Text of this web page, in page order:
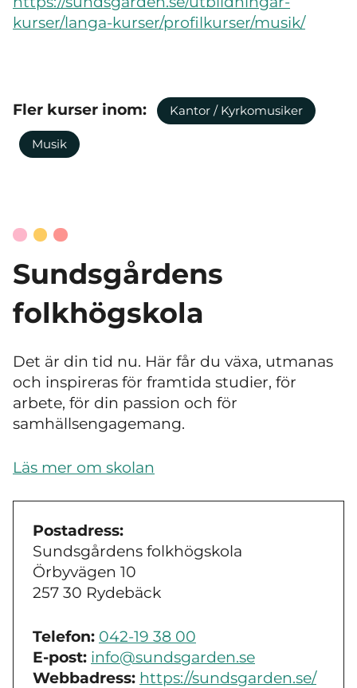
kurser/langa-kurser/profilkurser/musik/
Fler kurser inom: Kantor / Kyrkomusiker
Musik
Sundsgårdens
folkhögskola
Det är din tid nu. Här får du växa, utmanas
och inspireras för framtida studier, för
arbete, för din passion och för
samhällsengagemang.
Läs mer om skolan
Postadress:
Sundsgårdens folkhögskola
Örbyvägen 10
257 30 Rydebäck
Telefon: 042-19 38 00
E-post: info@sundsgarden.se
Webbadress: https://sundsgarden.se/